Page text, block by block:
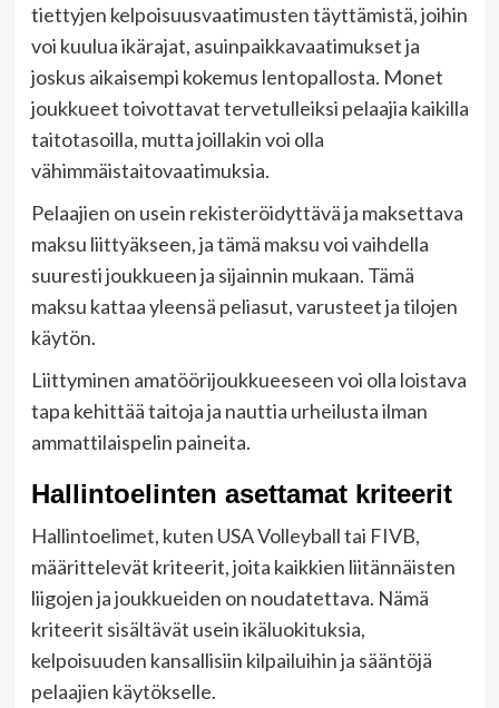
tiettyjen kelpoisuusvaatimusten täyttämistä, joihin
voi kuulua ikärajat, asuinpaikkavaatimukset ja
joskus aikaisempi kokemus lentopallosta. Monet
joukkueet toivottavat tervetulleiksi pelaajia kaikilla
taitotasoilla, mutta joillakin voi olla
vähimmäistaitovaatimuksia.
Pelaajien on usein rekisteröidyttävä ja maksettava
maksu liittyäkseen, ja tämä maksu voi vaihdella
suuresti joukkueen ja sijainnin mukaan. Tämä
maksu kattaa yleensä peliasut, varusteet ja tilojen
käytön.
Liittyminen amatöörijoukkueeseen voi olla loistava
tapa kehittää taitoja ja nauttia urheilusta ilman
ammattilaispelin paineita.
Hallintoelinten asettamat kriteerit
Hallintoelimet, kuten USA Volleyball tai FIVB,
määrittelevät kriteerit, joita kaikkien liitännäisten
liigojen ja joukkueiden on noudatettava. Nämä
kriteerit sisältävät usein ikäluokituksia,
kelpoisuuden kansallisiin kilpailuihin ja sääntöjä
pelaajien käytökselle.